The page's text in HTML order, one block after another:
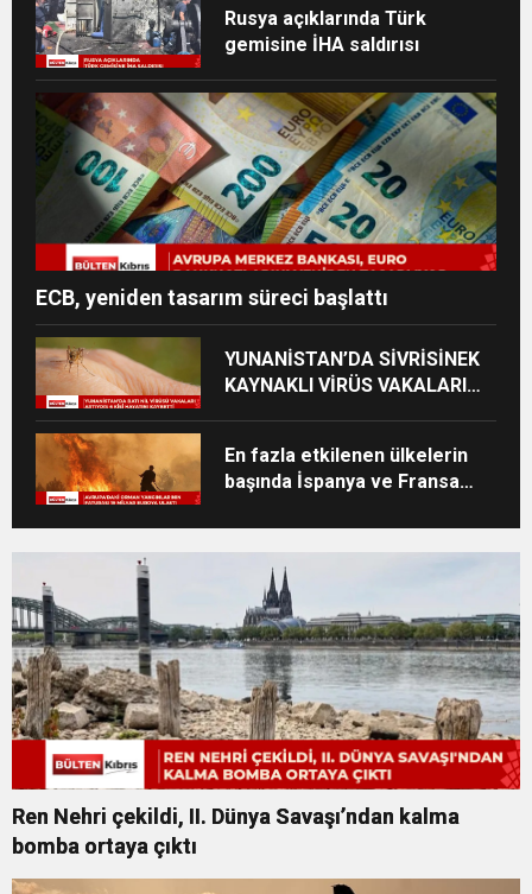
Rusya açıklarında Türk
gemisine İHA saldırısı
ECB, yeniden tasarım süreci başlattı
YUNANİSTAN’DA SİVRİSİNEK
KAYNAKLI VİRÜS VAKALARI
En fazla etkilenen ülkelerin
başında İspanya ve Fransa
Ren Nehri çekildi, II. Dünya Savaşı’ndan kalma
bomba ortaya çıktı